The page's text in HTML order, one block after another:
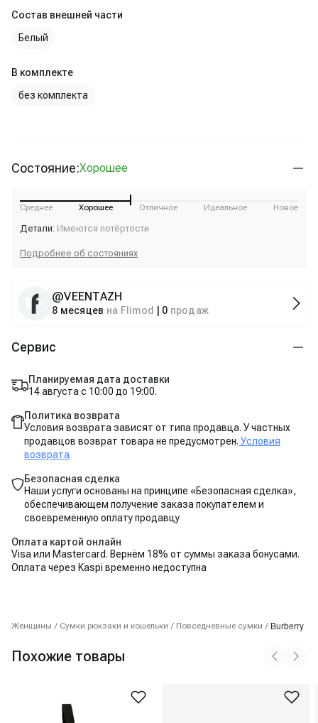
Состав внешней части
Белый
В комплекте
без комплекта
Состояние:Хорошее
Среднее Хорошее Отличное Идеальное Новое
Детали: Имеются потёртости
Подробнее об состояниях
@VEENTAZH
8 месяцев на Flimod 0 продаж
Сервис
Планируемая дата доставки
14 августа с 10:00 до 19:00.
Политика возврата
Условия возврата зависят от типа продавца. У частных
продавцов возврат товара не предусмотрен. Условия
возврата
Безопасная сделка
Наши услуги основаны на принципе «Безопасная сделка»,
обеспечивающем получение заказа покупателем и
своевременную оплату продавцу
Оплата картой онлайн
Visa или Mastercard. Вернём 18% от суммы заказа бонусами.
Оплата через Kaspi временно недоступна
Женщины / Сумки рюкзаки и кошельки / Повседневные сумки / Burberry
Похожие товары